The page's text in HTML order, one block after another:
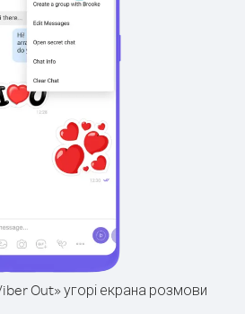
Out» угорі екрана розмови